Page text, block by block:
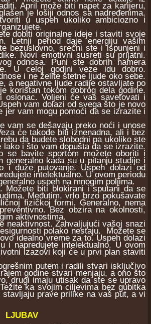
April može biti napet za karijeru,
je lošiji odnos sa nadređenima.
u uspeh ukoliko ambiciozno i
dobiti originalne ideje i staviti svoje
Letnji period daje energiju vašim
bezuslovno, srećni ste i ispunjeni i
Novi emotivni susreti su prijatni.
odnosa. Puni ste dobrih namera
U celoj godini veze idu dobro.
i ne želite štetne ljude oko sebe.
a negativne ljude radije ostavljate po
koristan tokom dobrog dela godine.
oslonac. Voljeni će vas savetovati i
vam dolazi od svega što je novo
jer vam mogu pomoći da se izrazite i
vam se dešavaju preko noći i unose
će takođe biti iznenadna, ali i bez
da budete slobodni pa ukoliko ste
i što vam dopušta da se izrazite.
se bavite sportom možete oboriti i
generalno kada su u pitanju studije i
i duže putovanje. Uspeh dolazi od
intelektualno. U ovom periodu
uspeh na mnogim poljima.
biti blokirani i sputani da se
Međutim, vrlo brzo pokušavate
fizičkoj formi. Generalno, nema
Bez obzira na okolnosti,
aktivnostima.
neaktivnost. Zahvaljujući vašoj snazi
polako nestaju. Možete se
idealno vreme za to. Uspeh dolazi
i napredujete intelektualno. U ovom
izazovi koji će u prvi plan staviti
putem i radili stvari isključivo
godine stvari menjaju, a ono što
drugi imaju utisak da ste se upravo
ka svojim ciljevima bez gubitka
prave prilike na vaš put, a vi
LJUBAV